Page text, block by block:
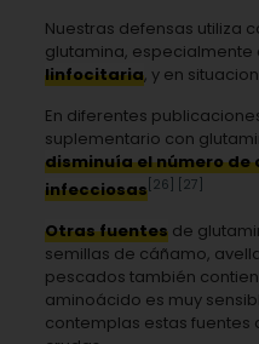
Nuestras defensas utiliza
glutamina, especialmente
linfocitaria, y en
En diferentes
suplementario con
disminuía el número
infecciosas [26] [27]
Otras fuentesde
semillas de cáñamo,
pescados también
aminoácido es muy
contemplas estas fuentes